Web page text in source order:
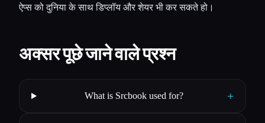
ऐप्स को दुनिया के साथ डिप्लॉय और शेयर भी कर सकते हो।
अक्सर पूछे जाने वाले प्रश्न
What is Srcbook used for? +